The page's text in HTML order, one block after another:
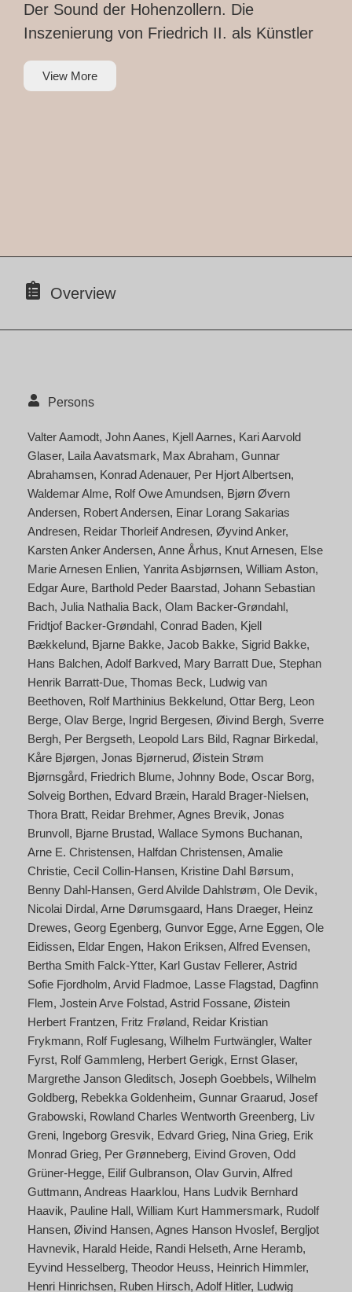
Der Sound der Hohenzollern. Die
Inszenierung von Friedrich II. als Künstler
View More
Overview
Persons
Valter Aamodt John Aanes Kjell Aarnes Kari Aarvold
Glaser Laila Aavatsmark Max Abraham Gunnar
Abrahamsen Konrad Adenauer Per Hjort Albertsen
Waldemar Alme Rolf Owe Amundsen Bjørn Øvern
Andersen Robert Andersen Einar Lorang Sakarias
Andresen Reidar Thorleif Andresen Øyvind Anker
Karsten Anker Andersen Anne Århus Knut Arnesen Else
Marie Arnesen Enlien Yanrita Asbjørnsen William Aston
Edgar Aure Barthold Peder Baarstad Johann Sebastian
Bach Julia Nathalia Back Olam Backer-Grøndahl
Fridtjof Backer-Grøndahl Conrad Baden Kjell
Bækkelund Bjarne Bakke Jacob Bakke Sigrid Bakke
Hans Balchen Adolf Barkved Mary Barratt Due Stephan
Henrik Barratt-Due Thomas Beck Ludwig van
Beethoven Rolf Marthinius Bekkelund Ottar Berg Leon
Berge Olav Berge Ingrid Bergesen Øivind Bergh Sverre
Bergh Per Bergseth Leopold Lars Bild Ragnar Birkedal
Kåre Bjørgen Jonas Bjørnerud Øistein Strøm
Bjørnsgård Friedrich Blume Johnny Bode Oscar Borg
Solveig Borthen Edvard Bræin Harald Brager-Nielsen
Thora Bratt Reidar Brehmer Agnes Brevik Jonas
Brunvoll Bjarne Brustad Wallace Symons Buchanan
Arne E. Christensen Halfdan Christensen Amalie
Christie Cecil Collin-Hansen Kristine Dahl Børsum
Benny Dahl-Hansen Gerd Alvilde Dahlstrøm Ole Devik
Nicolai Dirdal Arne Dørumsgaard Hans Draeger Heinz
Drewes Georg Egenberg Gunvor Egge Arne Eggen Ole
Eidissen Eldar Engen Hakon Eriksen Alfred Evensen
Bertha Smith Falck-Ytter Karl Gustav Fellerer Astrid
Sofie Fjordholm Arvid Fladmoe Lasse Flagstad Dagfinn
Flem Jostein Arve Folstad Astrid Fossane Øistein
Herbert Frantzen Fritz Frøland Reidar Kristian
Frykmann Rolf Fuglesang Wilhelm Furtwängler Walter
Fyrst Rolf Gammleng Herbert Gerigk Ernst Glaser
Margrethe Janson Gleditsch Joseph Goebbels Wilhelm
Goldberg Rebekka Goldenheim Gunnar Graarud Josef
Grabowski Rowland Charles Wentworth Greenberg Liv
Greni Ingeborg Gresvik Edvard Grieg Nina Grieg Erik
Monrad Grieg Per Grønneberg Eivind Groven Odd
Grüner-Hegge Eilif Gulbranson Olav Gurvin Alfred
Guttmann Andreas Haarklou Hans Ludvik Bernhard
Haavik Pauline Hall William Kurt Hammersmark Rudolf
Hansen Øivind Hansen Agnes Hanson Hvoslef Bergljot
Havnevik Harald Heide Randi Helseth Arne Heramb
Eyvind Hesselberg Theodor Heuss Heinrich Himmler
Henri Hinrichsen Ruben Hirsch Adolf Hitler Ludwig